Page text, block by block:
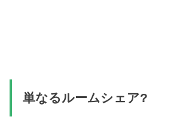
単なるルームシェア?